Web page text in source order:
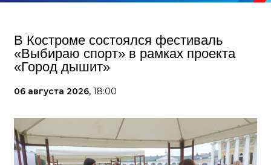
В Костроме состоялся фестиваль
«Выбираю спорт» в рамках проекта
«Город дышит»
06 августа 2026, 18:00